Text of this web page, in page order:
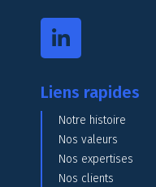
Liens rapides
Notre histoire
Nos valeurs
Nos expertises
Nos clients